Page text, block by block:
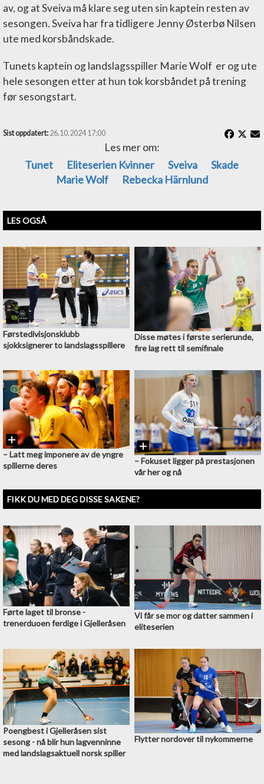
av, og at Sveiva må klare seg uten sin kaptein resten av
sesongen. Sveiva har fra tidligere Jenny Østerbø Nilsen
ute med korsbåndskade.
Tunets kaptein og landslagsspiller Marie Wolf er og ute
hele sesongen etter at hun tok korsbåndet på trening
før sesongstart.
Sist oppdatert: 26.10.2024 17:00
Les mer om:
Tunet
Eliteserien Kvinner Sveiva
Skade
Marie Wolf
Rebecka Härnlund
LES OGSÅ
Førstedivisjonsklubb
sjokksignerer to landslagsspillere
Disse møtes i første serierunde,
fire lag rett til semifinale
–⁠ Latt meg imponere av de yngre
spillerne deres
–⁠ Fokuset ligger på prestasjonen
vår her og nå
FIKK DU MED DEG DISSE SAKENE?
Førte laget til bronse -
trenerduoen ferdige i Gjelleråsen
Vi får se mor og datter sammen i
eliteserien
Poengbest i Gjelleråsen sist
sesong - nå blir hun lagvenninne
med landslagsaktuell norsk spiller
Flytter nordover til nykommerne